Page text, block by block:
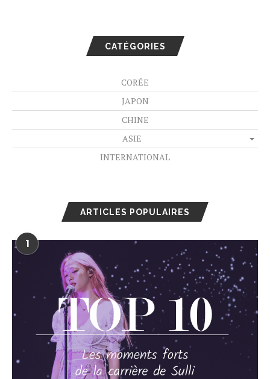
CATÉGORIES
CORÉE
JAPON
CHINE
ASIE
INTERNATIONAL
ARTICLES POPULAIRES
1